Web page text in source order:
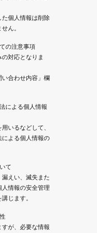
個人情報は削除
ん。
の注意事項
対応となりま
合わせ内容」欄
による個人情報
いるなどして、
よる個人情報の
て
えい、滅失また
情報の安全管理
じます。
が、必要な情報